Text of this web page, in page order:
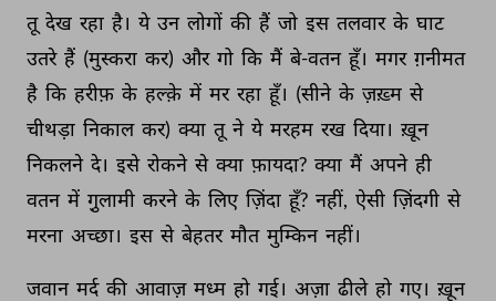
तू देख रहा है। ये उन लोगों की हैं जो इस तलवार के घाट
उतरे हैं (मुस्करा कर) और गो कि मैं बे-वतन हूँ। मगर ग़नीमत
है कि हरीफ़ के हल्क़े में मर रहा हूँ। (सीने के ज़ख़्म से
चीथड़ा निकाल कर) क्या तू ने ये मरहम रख दिया। ख़ून
निकलने दे। इसे रोकने से क्या फ़ायदा? क्या मैं अपने ही
वतन में गु़लामी करने के लिए ज़िंदा हूँ? नहीं, ऐसी ज़िंदगी से
मरना अच्छा। इस से बेहतर मौत मुम्किन नहीं।
जवान मर्द की आवाज़ मध्म हो गई। अज़ा ढीले हो गए। ख़ून